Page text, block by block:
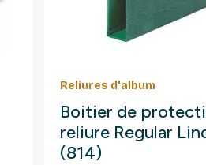
Reliures d'album
Boitier de
reliure Regular
(814)